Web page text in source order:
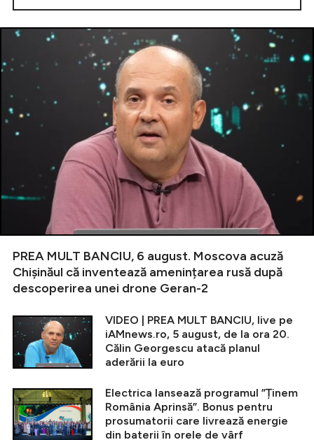
PREA MULT BANCIU, 6 august. Moscova acuză
Chișinăul că inventează amenințarea rusă după
descoperirea unei drone Geran-2
VIDEO | PREA MULT BANCIU, live pe
iAMnews.ro, 5 august, de la ora 20.
Călin Georgescu atacă planul
aderării la euro
Electrica lansează programul ”Ținem
România Aprinsă”. Bonus pentru
prosumatorii care livrează energie
din baterii în orele de vârf